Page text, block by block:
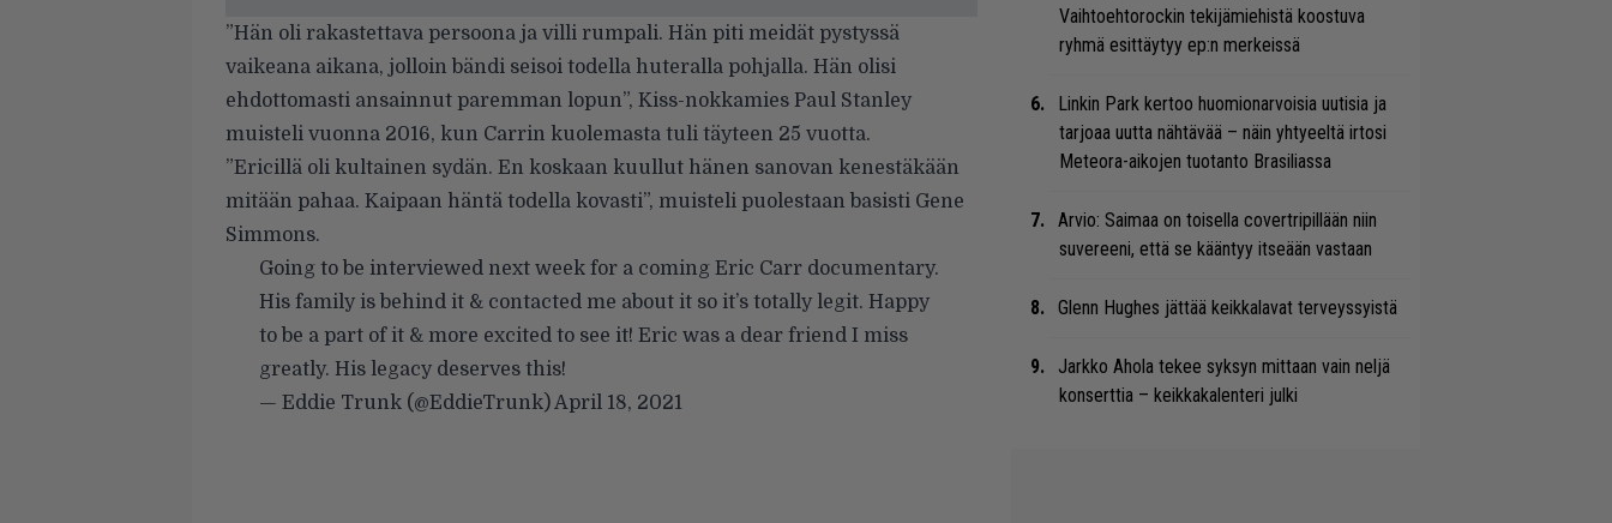
”Hän oli rakastettava persoona ja villi rumpali. Hän piti meidät pystyssä
vaikeana aikana, jolloin bändi seisoi todella huteralla pohjalla. Hän olisi
ehdottomasti ansainnut paremman lopun”, Kiss-nokkamies Paul Stanley
muisteli vuonna 2016, kun Carrin kuolemasta tuli täyteen 25 vuotta.
”Ericillä oli kultainen sydän. En koskaan kuullut hänen sanovan kenestäkään
mitään pahaa. Kaipaan häntä todella kovasti”, muisteli puolestaan basisti Gene
Simmons.
Going to be interviewed next week for a coming Eric Carr documentary.
His family is behind it & contacted me about it so it’s totally legit. Happy
to be a part of it & more excited to see it! Eric was a dear friend I miss
greatly. His legacy deserves this!
— Eddie Trunk (@EddieTrunk)April 18, 2021
Vaihtoehtorockin tekijämiehistä koostuva
ryhmä esittäytyy ep:n merkeissä
Linkin Park kertoo huomionarvoisia uutisia ja
tarjoaa uutta nähtävää – näin yhtyeeltä irtosi
Meteora-aikojen tuotanto Brasiliassa
Arvio: Saimaa on toisella covertripillään niin
suvereeni, että se kääntyy itseään vastaan
Glenn Hughes jättää keikkalavat terveyssyistä
Jarkko Ahola tekee syksyn mittaan vain neljä
konserttia – keikkakalenteri julki